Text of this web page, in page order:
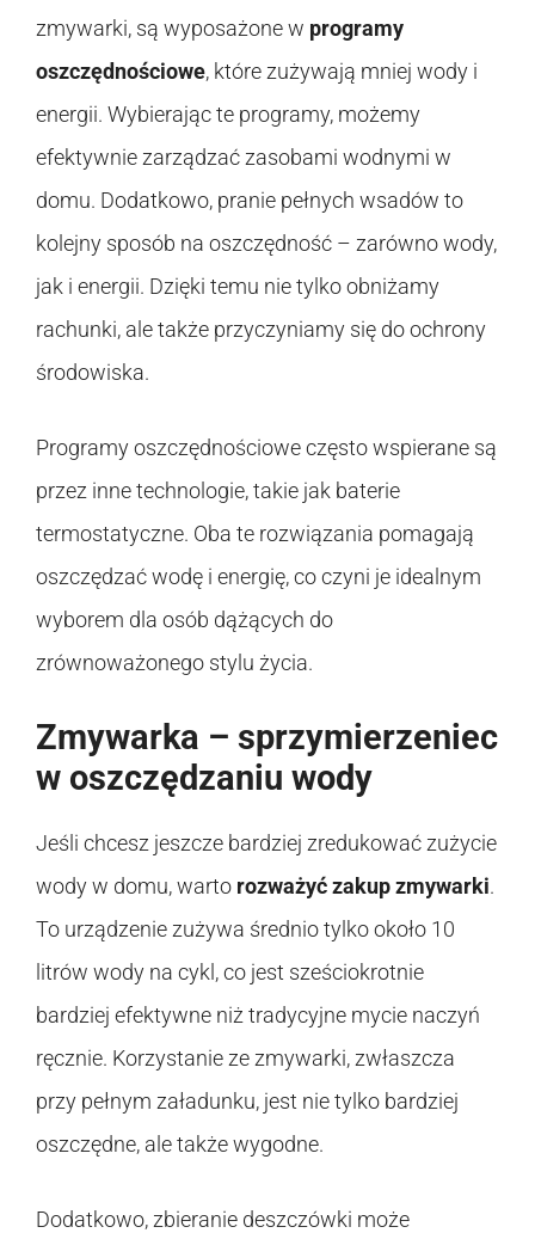
zmywarki, są wyposażone w programy
oszczędnościowe, które zużywają mniej wody i
energii. Wybierając te programy, możemy
efektywnie zarządzać zasobami wodnymi w
domu. Dodatkowo, pranie pełnych wsadów to
kolejny sposób na oszczędność – zarówno wody,
jak i energii. Dzięki temu nie tylko obniżamy
rachunki, ale także przyczyniamy się do ochrony
środowiska.
Programy oszczędnościowe często wspierane są
przez inne technologie, takie jak baterie
termostatyczne. Oba te rozwiązania pomagają
oszczędzać wodę i energię, co czyni je idealnym
wyborem dla osób dążących do
zrównoważonego stylu życia.
Zmywarka – sprzymierzeniec
w oszczędzaniu wody
Jeśli chcesz jeszcze bardziej zredukować zużycie
wody w domu, warto rozważyć zakup zmywarki.
To urządzenie zużywa średnio tylko około 10
litrów wody na cykl, co jest sześciokrotnie
bardziej efektywne niż tradycyjne mycie naczyń
ręcznie. Korzystanie ze zmywarki, zwłaszcza
przy pełnym załadunku, jest nie tylko bardziej
oszczędne, ale także wygodne.
Dodatkowo, zbieranie deszczówki może